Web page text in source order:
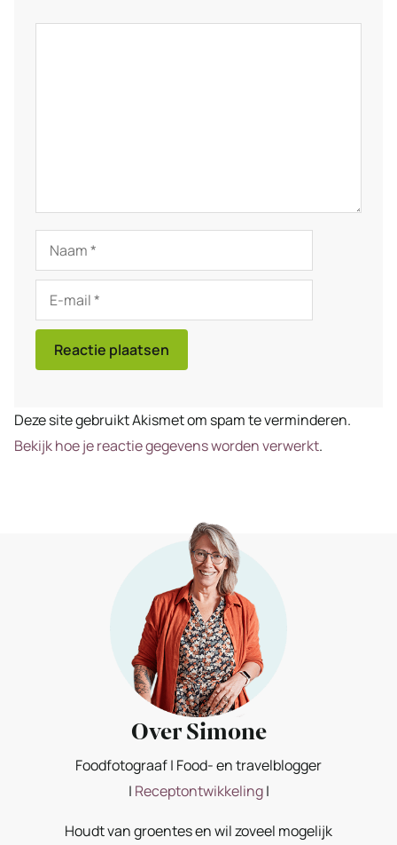
Naam
mail
Deze site gebruikt Akismet om spam te verminderen.
Bekijk hoe je reactie gegevens worden verwerkt.
Over Simone
Foodfotograaf | Food- en travelblogger
| Receptontwikkeling|
Houdt van groentes en wil zoveel mogelijk